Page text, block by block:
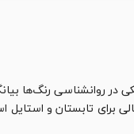
در روانشناسی رنگ‌ها
برای تابستان و